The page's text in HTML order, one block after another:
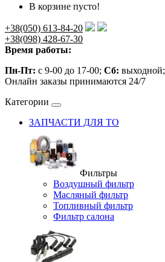
В корзине пусто!
+38(050) 613-84-20
+38(098) 428-67-30
Время работы:
Пн-Пт: с 9-00 до 17-00; Сб: выходной;
Онлайн заказы принимаются 24/7
Категории
ЗАПЧАСТИ ДЛЯ ТО
Фильтры
Воздушный фильтр
Масляный фильтр
Топливный фильтр
Фильтр салона